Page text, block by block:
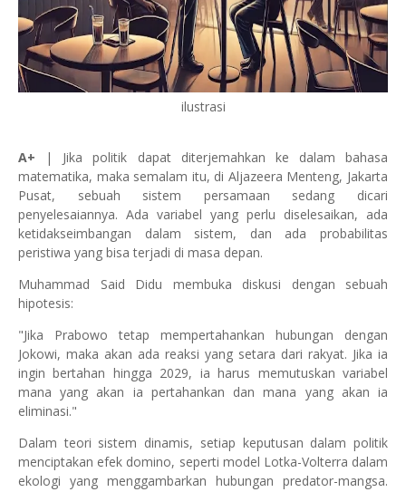
ilustrasi
A+ | Jika politik dapat diterjemahkan ke dalam bahasa
matematika, maka semalam itu, di Aljazeera Menteng, Jakarta
Pusat, sebuah sistem persamaan sedang dicari
penyelesaiannya. Ada variabel yang perlu diselesaikan, ada
ketidakseimbangan dalam sistem, dan ada probabilitas
peristiwa yang bisa terjadi di masa depan.
Muhammad Said Didu membuka diskusi dengan sebuah
hipotesis:
"Jika Prabowo tetap mempertahankan hubungan dengan
Jokowi, maka akan ada reaksi yang setara dari rakyat. Jika ia
ingin bertahan hingga 2029, ia harus memutuskan variabel
mana yang akan ia pertahankan dan mana yang akan ia
eliminasi."
Dalam teori sistem dinamis, setiap keputusan dalam politik
menciptakan efek domino, seperti model Lotka-Volterra dalam
ekologi yang menggambarkan hubungan predator-mangsa.